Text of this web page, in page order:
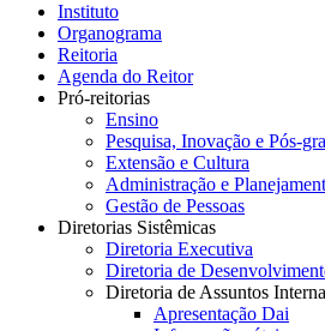
Instituto
Organograma
Reitoria
Agenda do Reitor
Pró-reitorias
Ensino
Pesquisa, Inovação e Pós-
Extensão e Cultura
Administração e
Gestão de Pessoas
Diretorias Sistêmicas
Diretoria Executiva
Diretoria de
Diretoria de Assuntos
Apresentação Dai